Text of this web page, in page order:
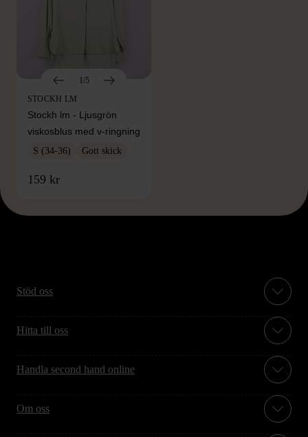
1/5
STOCKH LM
Stockh lm - Ljusgrön
viskosblus med v-ringning
S (34-36) Gott skick
159 kr
Stöd oss
Hitta till oss
Handla second hand online
Om oss